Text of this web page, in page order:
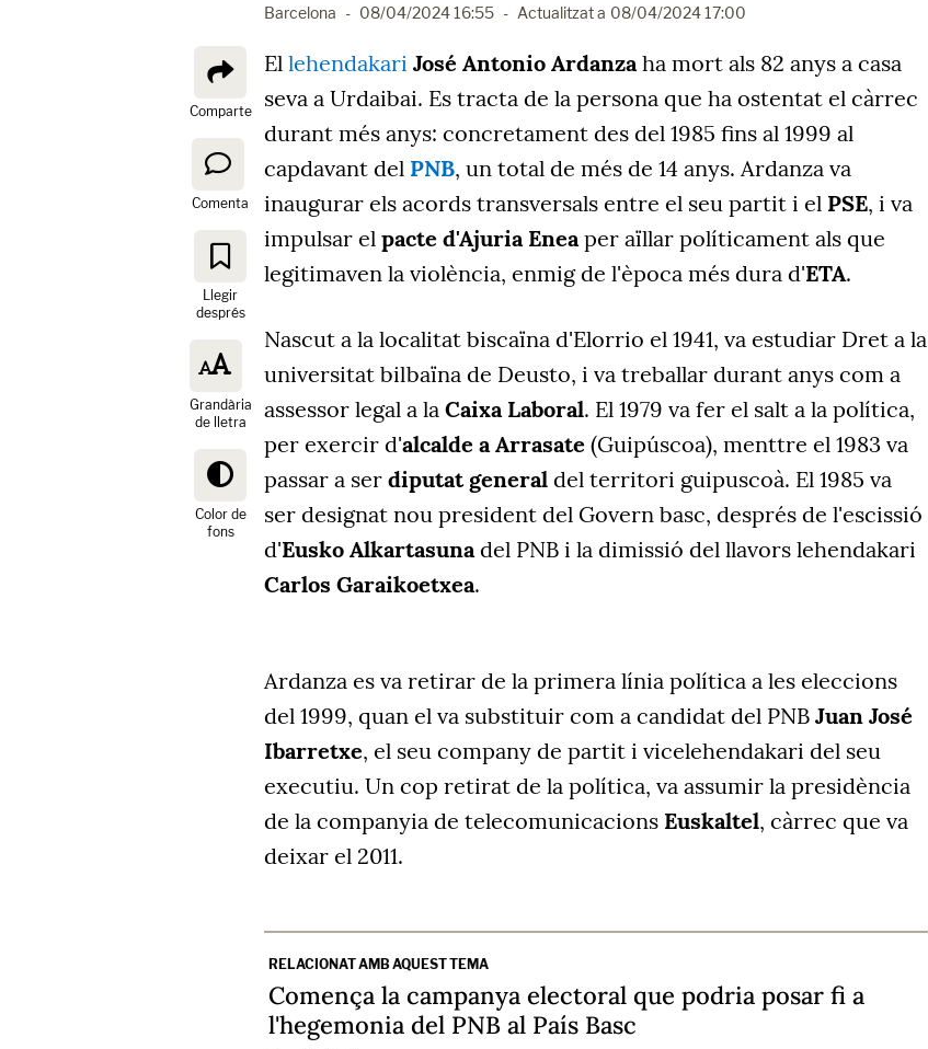
Barcelona - 08/04/2024 16:55 - Actualitzat a 08/04/2024 17:00
Comparte
Comenta
Llegir
després
Grandària
de lletra
Color de
fons
El lehendakari José Antonio Ardanzaha mort als 82 anys a casa
seva a Urdaibai. Es tracta de la persona que ha ostentat el càrrec
durant més anys: concretament des del 1985 fins al 1999 al
capdavant del PNB, un total de més de 14 anys. Ardanza va
inaugurar els acords transversals entre el seu partit i el PSE, i va
impulsar el pacte d'Ajuria Eneaper aïllar políticament als que
legitimaven la violència, enmig de l'època més dura d'ETA.
Nascut a la localitat biscaïna d'Elorrio el 1941, va estudiar Dret a la
universitat bilbaïna de Deusto, i va treballar durant anys com a
assessor legal a la Caixa Laboral. El 1979 va fer el salt a la política,
per exercir d'alcalde a Arrasate (Guipúscoa), menttre el 1983 va
passar a ser diputat general del territori guipuscoà. El 1985 va
ser designat nou president del Govern basc, després de l'escissió
d'Eusko Alkartasunadel PNB i la dimissió del llavors lehendakari
Carlos Garaikoetxea.
Ardanza es va retirar de la primera línia política a les eleccions
del 1999, quan el va substituir com a candidat del PNB Juan José
Ibarretxe, el seu company de partit i vicelehendakari del seu
executiu. Un cop retirat de la política, va assumir la presidència
de la companyia de telecomunicacions Euskaltel, càrrec que va
deixar el 2011.
RELACIONAT AMB AQUEST TEMA
Comença la campanya electoral que podria posar fi a
l'hegemonia del PNB al País Basc